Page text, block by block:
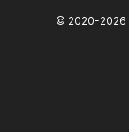
© 2020-2026